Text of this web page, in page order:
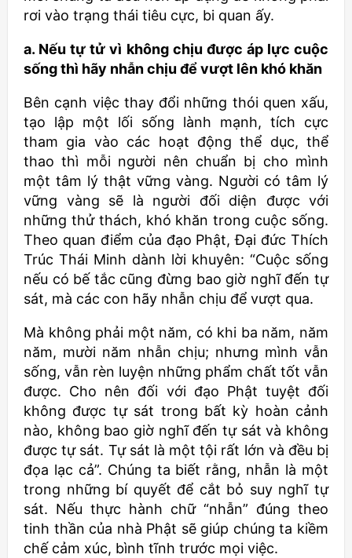
rơi vào trạng thái tiêu cực, bi quan ấy.
a. Nếu tự tử vì không chịu được áp lực cuộc
sống thì hãy nhẫn chịu để vượt lên khó khăn
Bên cạnh việc thay đổi những thói quen xấu,
tạo lập một lối sống lành mạnh, tích cực
tham gia vào các hoạt động thể dục, thể
thao thì mỗi người nên chuẩn bị cho mình
một tâm lý thật vững vàng. Người có tâm lý
vững vàng sẽ là người đối diện được với
những thử thách, khó khăn trong cuộc sống.
Theo quan điểm của đạo Phật, Đại đức Thích
Trúc Thái Minh dành lời khuyên: “Cuộc sống
nếu có bế tắc cũng đừng bao giờ nghĩ đến tự
sát, mà các con hãy nhẫn chịu để vượt qua.
Mà không phải một năm, có khi ba năm, năm
năm, mười năm nhẫn chịu; nhưng mình vẫn
sống, vẫn rèn luyện những phẩm chất tốt vẫn
được. Cho nên đối với đạo Phật tuyệt đối
không được tự sát trong bất kỳ hoàn cảnh
nào, không bao giờ nghĩ đến tự sát và không
được tự sát. Tự sát là một tội rất lớn và đều bị
đọa lạc cả”. Chúng ta biết rằng, nhẫn là một
trong những bí quyết để cắt bỏ suy nghĩ tự
sát. Nếu thực hành chữ “nhẫn” đúng theo
tinh thần của nhà Phật sẽ giúp chúng ta kiềm
chế cảm xúc, bình tĩnh trước mọi việc.